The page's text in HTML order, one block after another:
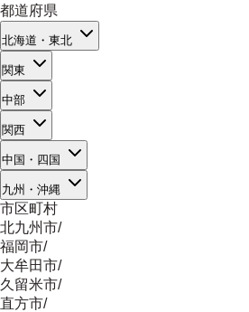
都道府県
北海道・東北
関東
中部
関西
中国・四国
九州・沖縄
市区町村
北九州市/
福岡市/
大牟田市/
久留米市/
直方市/